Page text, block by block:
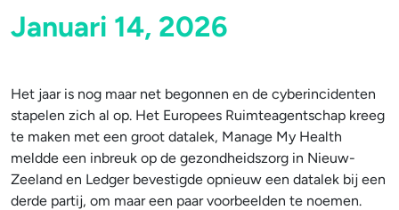
Januari 14, 2026
Het jaar is nog maar net begonnen en de cyberincidenten
stapelen zich al op. Het Europees Ruimteagentschap kreeg
te maken met een groot datalek, Manage My Health
meldde een inbreuk op de gezondheidszorg in Nieuw-
Zeeland en Ledger bevestigde opnieuw een datalek bij een
derde partij, om maar een paar voorbeelden te noemen.